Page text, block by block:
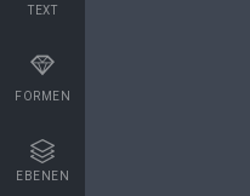
TEXT
FORMEN
EBENEN